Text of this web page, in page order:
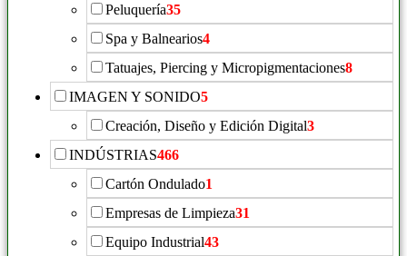
Peluquería35
Spa y Balnearios4
Tatuajes, Piercing y Micropigmentaciones8
IMAGEN Y SONIDO5
Creación, Diseño y Edición Digital3
INDÚSTRIAS466
Cartón Ondulado1
Empresas de Limpieza31
Equipo Industrial43